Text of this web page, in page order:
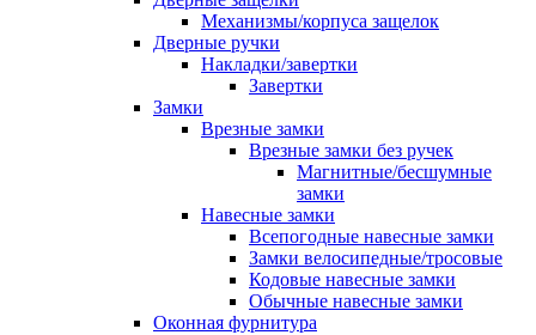
Механизмы/корпуса защелок
Дверные ручки
Накладки/завертки
Завертки
Замки
Врезные замки
Врезные замки без ручек
Магнитные/бесшумные
замки
Навесные замки
Всепогодные навесные замки
Замки велосипедные/тросовые
Кодовые навесные замки
Обычные навесные замки
Оконная фурнитура